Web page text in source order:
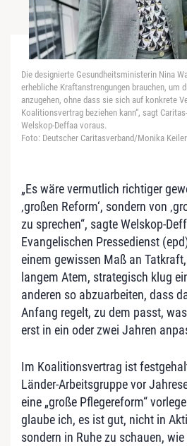
Die designierte Gesundheitsministerin Nina
erhebliche Kraftanstrengungen brauchen, um
anzugehen, ohne dass sie sich auf konkrete
Koalitionsvertrag beziehen kann“, sagt
Welskop-Deffaa voraus.
Foto: Deutscher Caritasverband/Monika Keiler
„Es wäre vermutlich richtiger
‚großen Reform‘, sondern von
zu sprechen“, sagte Welskop-
Evangelischen Pressedienst
einem gewissen Maß an
langem Atem, strategisch klug
anderen so abzuarbeiten, dass
Anfang regelt, zu dem passt,
erst in ein oder zwei Jahren
Im Koalitionsvertrag ist
Länder-Arbeitsgruppe vor
eine „große Pflegereform“
glaube ich, es ist gut, nicht in
sondern in Ruhe zu schauen,